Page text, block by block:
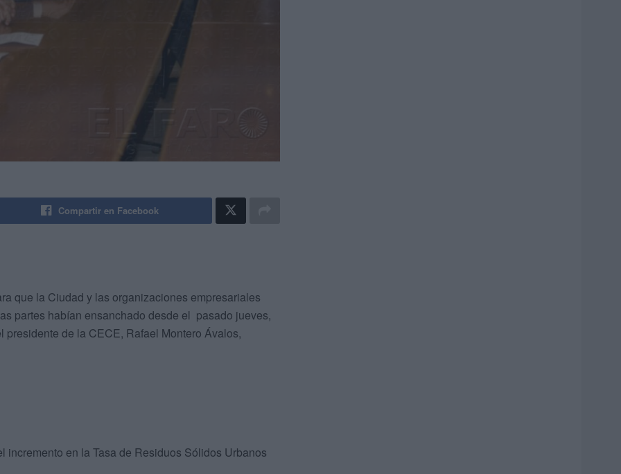
Compartir en Facebook
que la Ciudad y las organizaciones empresariales
partes habían ensanchado desde el pasado jueves,
de la CECE, Rafael Montero Ávalos,
incremento en la Tasa de Residuos Sólidos Urbanos